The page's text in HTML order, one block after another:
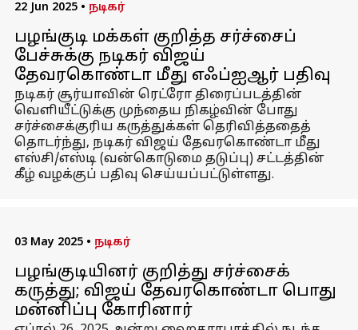
22 Jun 2025 • நடிகர்
பழங்குடி மக்கள் குறித்த சர்ச்சைப்
பேச்சுக்கு நடிகர் விஜய்
தேவரகொண்டா மீது எஃப்ஐஆர் பதிவு
நடிகர் சூர்யாவின் ரெட்ரோ திரைப்படத்தின்
வெளியீட்டுக்கு முந்தைய நிகழ்வின் போது
சர்ச்சைக்குரிய கருத்துக்கள் தெரிவித்ததைத்
தொடர்ந்து, நடிகர் விஜய் தேவரகொண்டா மீது
எஸ்சி/எஸ்டி (வன்கொடுமை தடுப்பு) சட்டத்தின்
கீழ் வழக்குப் பதிவு செய்யப்பட்டுள்ளது.
03 May 2025 • நடிகர்
பழங்குடியினர் குறித்து சர்ச்சைக்
கருத்து; விஜய் தேவரகொண்டா பொது
மன்னிப்பு கோரினார்